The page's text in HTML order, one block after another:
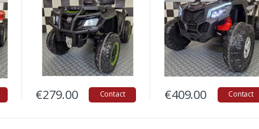
€279.00 Contact €409.00 Contact